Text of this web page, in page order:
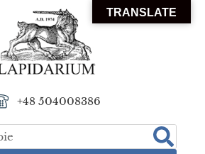
+48 504008386
TRANSLATE